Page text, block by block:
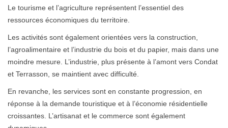
Le tourisme et l’agriculture représentent l’essentiel des
ressources économiques du territoire.
Les activités sont également orientées vers la construction,
l’agroalimentaire et l’industrie du bois et du papier, mais dans une
moindre mesure. L’industrie, plus présente à l’amont vers Condat
et Terrasson, se maintient avec difficulté.
En revanche, les services sont en constante progression, en
réponse à la demande touristique et à l’économie résidentielle
croissantes. L’artisanat et le commerce sont également